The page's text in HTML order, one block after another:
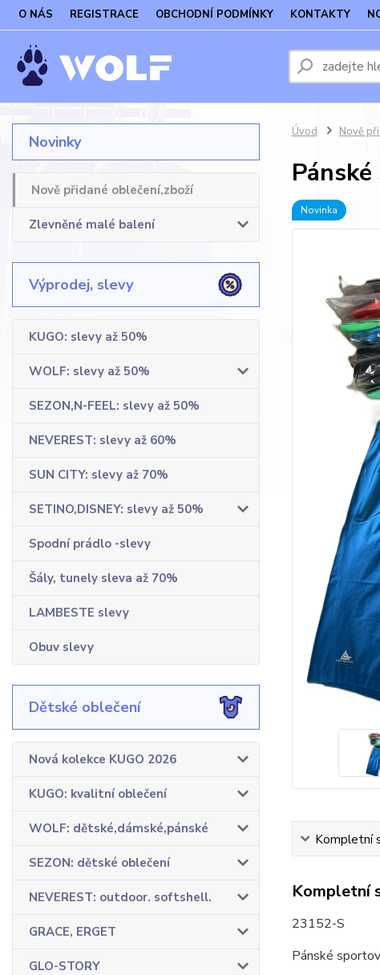
O NÁS REGISTRACE OBCHODNÍ PODMÍNKY KONTAKTY
Novinky
Nově přidané oblečení,zboží
Zlevněné malé balení
Výprodej, slevy
KUGO: slevy až 50%
WOLF: slevy až 50%
SEZON,N-FEEL: slevy až 50%
NEVEREST: slevy až 60%
SUN CITY: slevy až 70%
SETINO,DISNEY: slevy až 50%
Spodní prádlo -slevy
Šály, tunely sleva až 70%
LAMBESTE slevy
Obuv slevy
Dětské oblečení
Nová kolekce KUGO 2026
KUGO: kvalitní oblečení
WOLF: dětské,dámské,pánské
SEZON: dětské oblečení
NEVEREST: outdoor. softshell.
GRACE, ERGET
GLO-STORY
Úvod Nově
Novinka
Kompletní
Kompletní
23152-S
Pánské